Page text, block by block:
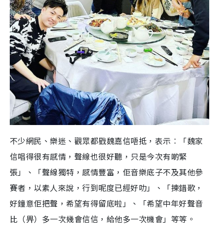
不少網民、樂迷、觀眾都戥魏嘉信唔抵，表示︰「魏家
信唱得很有感情，聲線也很好聽，只是今次有啲緊
張」、「聲線獨特，感情豐富，佢音樂底子不及其他參
賽者，以素人來說，行到呢度已經好叻」、「揀錯歌，
好鐘意佢把聲，希望有得留底啦」、「希望中年好聲音
比（畀）多一次幾會信信，給他多一次機會」等等。